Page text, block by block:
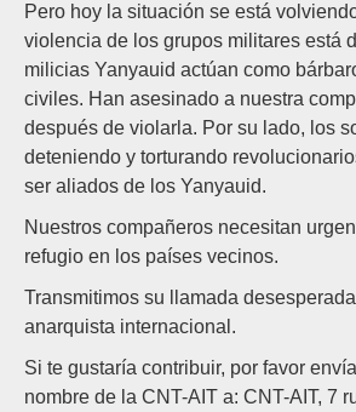
Pero hoy la situación se está
violencia de los grupos militares está
milicias Yanyauid actúan como
civiles. Han asesinado a nuestra
después de violarla. Por su lado, los
deteniendo y torturando
ser aliados de los Yanyauid.
Nuestros compañeros necesitan
refugio en los países vecinos.
Transmitimos su llamada
anarquista internacional.
Si te gustaría contribuir, por favor
nombre de la CNT-AIT a: CNT-AIT, 7